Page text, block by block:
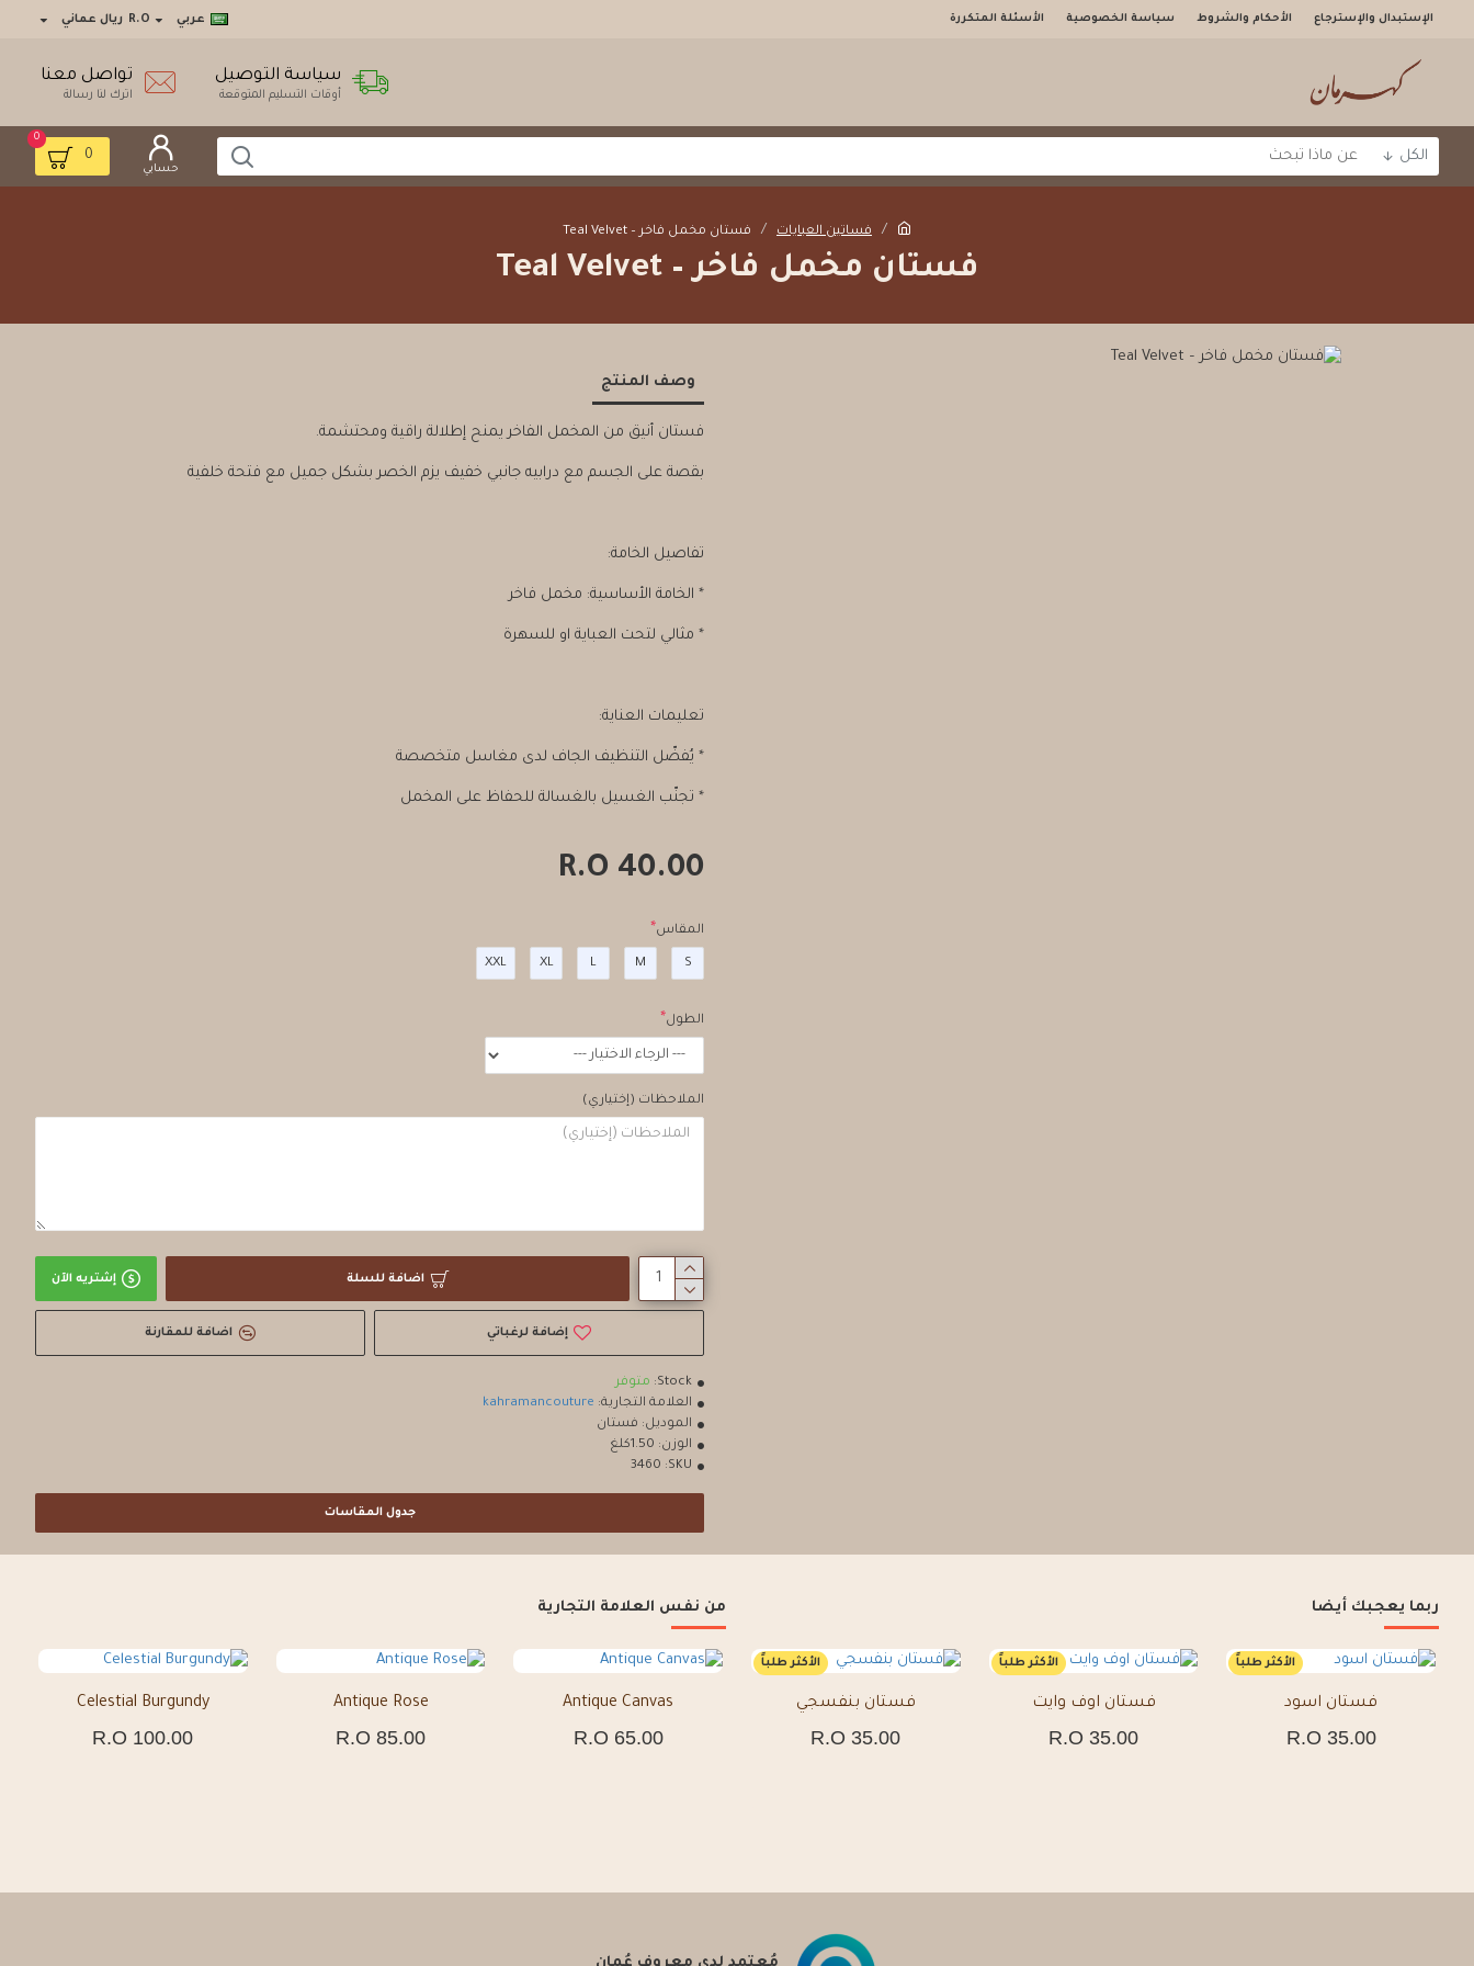
الإستبدال والإسترجاع الأحكام والشروط سياسة الخصوصية الأسئلة المتكررة عربي R.O ريال عماني
سياسة التوصيل
أوقات التسليم المتوقعة
تواصل معنا
اترك لنا رسالة
الكل
حسابي
0
0
فساتين العبايات فستان مخمل فاخر – Teal Velvet
فستان مخمل فاخر – Teal Velvet
وصف المنتج
فستان أنيق من المخمل الفاخر يمنح إطلالة راقية ومحتشمة.
بقصة على الجسم مع درابيه جانبي خفيف يزم الخصر بشكل جميل مع فتحة خلفية
تفاصيل الخامة:
* الخامة الأساسية: مخمل فاخر
* مثالي لتحت العباية او للسهرة
تعليمات العناية:
* يُفضّل التنظيف الجاف لدى مغاسل متخصصة
* تجنّب الغسيل بالغسالة للحفاظ على المخمل
Stock:
متوفر
العلامة التجارية: kahramancouture
الموديل: فستان
الوزن: 1.50كلغ
SKU:
3460
40.00 R.O
المقاس
S
M
L
XL
XXL
الطول
الملاحظات (إختياري)
اضافة للسلة إشتريه الآن
إضافة لرغباتي اضافة للمقارنة
جدول المقاسات
ربما يعجبك أيضا
الأكثر طلباً
فستان اسود
35.00 R.O
الأكثر طلباً
فستان اوف وايت
35.00 R.O
الأكثر طلباً
فستان بنفسجي
35.00 R.O
فستان دانتيل فاخر – Black
40.00 R.O
فستان دانتيل فاخر –
Cashmere Mauve
من نفس العلامة التجارية
Antique Canvas
65.00 R.O
Antique Rose
85.00 R.O
Celestial Burgundy
100.00 R.O
مُعتمد لدى معروف عُمان